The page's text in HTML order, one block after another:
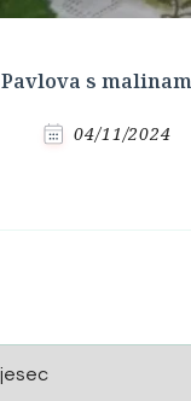
Pavlova s
04/11/2024